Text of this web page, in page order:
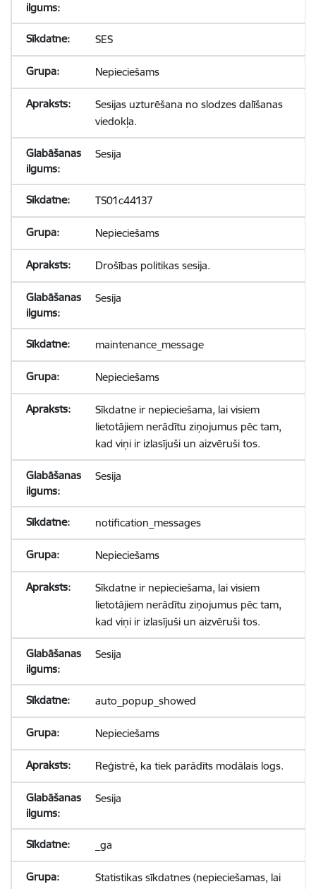
SES
Nepieciešams
Sesijas uzturēšana no slodzes dalīšanas
viedokļa.
Sesija
TS01c44137
Nepieciešams
Drošības politikas sesija.
Sesija
maintenance_message
Nepieciešams
Sīkdatne ir nepieciešama, lai visiem
lietotājiem nerādītu ziņojumus pēc tam,
kad viņi ir izlasījuši un aizvēruši tos.
Sesija
notification_messages
Nepieciešams
Sīkdatne ir nepieciešama, lai visiem
lietotājiem nerādītu ziņojumus pēc tam,
kad viņi ir izlasījuši un aizvēruši tos.
Sesija
auto_popup_showed
Nepieciešams
Reģistrē, ka tiek parādīts modālais logs.
Sesija
_ga
Statistikas sīkdatnes (nepieciešamas, lai